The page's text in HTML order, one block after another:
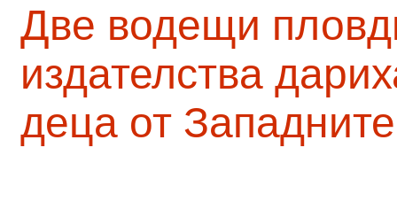
Две водещи
издателства
деца от